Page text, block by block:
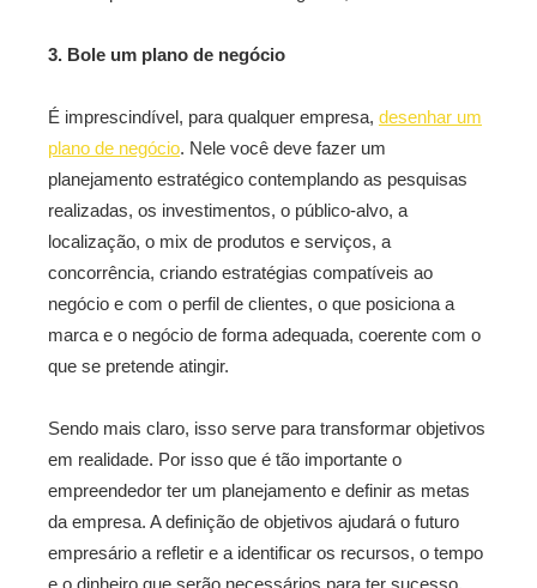
3. Bole um plano de negócio
É imprescindível, para qualquer empresa, desenhar um
plano de negócio. Nele você deve fazer um
planejamento estratégico contemplando as pesquisas
realizadas, os investimentos, o público-alvo, a
localização, o mix de produtos e serviços, a
concorrência, criando estratégias compatíveis ao
negócio e com o perfil de clientes, o que posiciona a
marca e o negócio de forma adequada, coerente com o
que se pretende atingir.
Sendo mais claro, isso serve para transformar objetivos
em realidade. Por isso que é tão importante o
empreendedor ter um planejamento e definir as metas
da empresa. A definição de objetivos ajudará o futuro
empresário a refletir e a identificar os recursos, o tempo
e o dinheiro que serão necessários para ter sucesso.